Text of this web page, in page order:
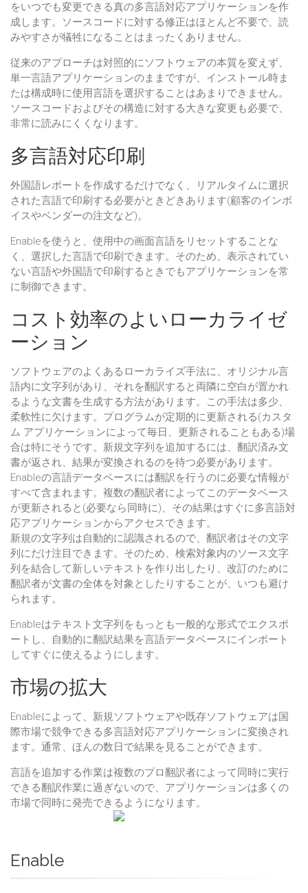
をいつでも変更できる真の多言語対応アプリケーションを作
成します。ソースコードに対する修正はほとんど不要で、読
みやすさが犠牲になることはまったくありません。
従来のアプローチは対照的にソフトウェアの本質を変えず、
単一言語アプリケーションのままですが、インストール時ま
たは構成時に使用言語を選択することはあまりできません。
ソースコードおよびその構造に対する大きな変更も必要で、
非常に読みにくくなります。
多言語対応印刷
外国語レポートを作成するだけでなく、リアルタイムに選択
された言語で印刷する必要がときどきあります(顧客のインボ
イスやベンダーの注文など)。
Enableを使うと、使用中の画面言語をリセットすることな
く、選択した言語で印刷できます。そのため、表示されてい
ない言語や外国語で印刷するときでもアプリケーションを常
に制御できます。
コスト効率のよいローカライゼ
ーション
ソフトウェアのよくあるローカライズ手法に、オリジナル言
語内に文字列があり、それを翻訳すると両隣に空白が置かれ
るような文書を生成する方法があります。この手法は多少、
柔軟性に欠けます。プログラムが定期的に更新される(カスタ
ム アプリケーションによって毎日、更新されることもある)場
合は特にそうです。新規文字列を追加するには、翻訳済み文
書が返され、結果が変換されるのを待つ必要があります。
Enableの言語データベースには翻訳を行うのに必要な情報が
すべて含まれます。複数の翻訳者によってこのデータベース
が更新されると(必要なら同時に)、その結果はすぐに多言語対
応アプリケーションからアクセスできます。
新規の文字列は自動的に認識されるので、翻訳者はその文字
列にだけ注目できます。そのため、検索対象内のソース文字
列を結合して新しいテキストを作り出したり、改訂のために
翻訳者が文書の全体を対象としたりすることが、いつも避け
られます。
Enableはテキスト文字列をもっとも一般的な形式でエクスポ
ートし、自動的に翻訳結果を言語データベースにインポート
してすぐに使えるようにします。
市場の拡大
Enableによって、新規ソフトウェアや既存ソフトウェアは国
際市場で競争できる多言語対応アプリケーションに変換され
ます。通常、ほんの数日で結果を見ることができます。
言語を追加する作業は複数のプロ翻訳者によって同時に実行
できる翻訳作業に過ぎないので、アプリケーションは多くの
市場で同時に発売できるようになります。
Enable